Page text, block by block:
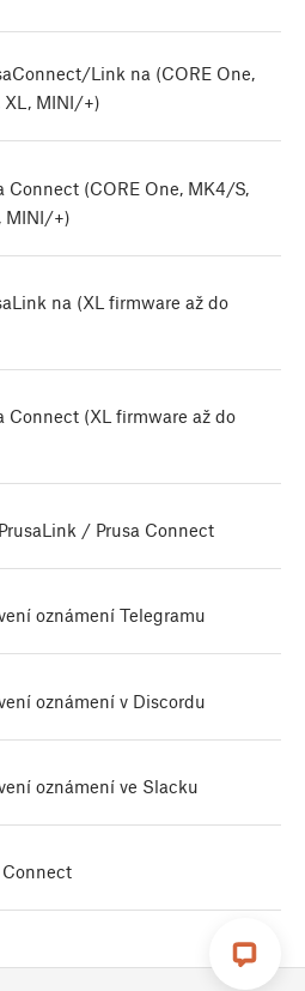
Link na (CORE One,
XL, MINI/+)
Connect (CORE One, MK4/S,
MINI/+)
na (XL firmware až do
Connect (XL firmware až do
/ Prusa Connect
oznámení Telegramu
oznámení v Discordu
oznámení ve Slacku
Connect